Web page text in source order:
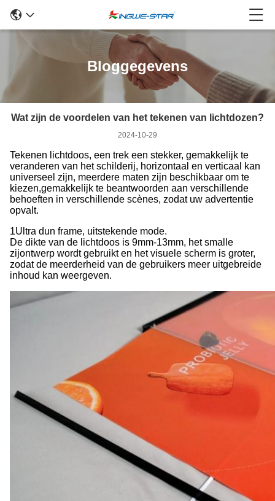
Bloggegevens
Wat zijn de voordelen van het tekenen van lichtdozen?
2024-10-29
Tekenen lichtdoos, een trek een stekker, gemakkelijk te
veranderen van het schilderij, horizontaal en verticaal kan
universeel zijn, meerdere maten zijn beschikbaar om te
kiezen,gemakkelijk te beantwoorden aan verschillende
behoeften in verschillende scènes, zodat uw advertentie
opvalt.
1Ultra dun frame, uitstekende mode.
De dikte van de lichtdoos is 9mm-13mm, het smalle
zijontwerp wordt gebruikt en het visuele scherm is groter,
zodat de meerderheid van de gebruikers meer uitgebreide
inhoud kan weergeven.